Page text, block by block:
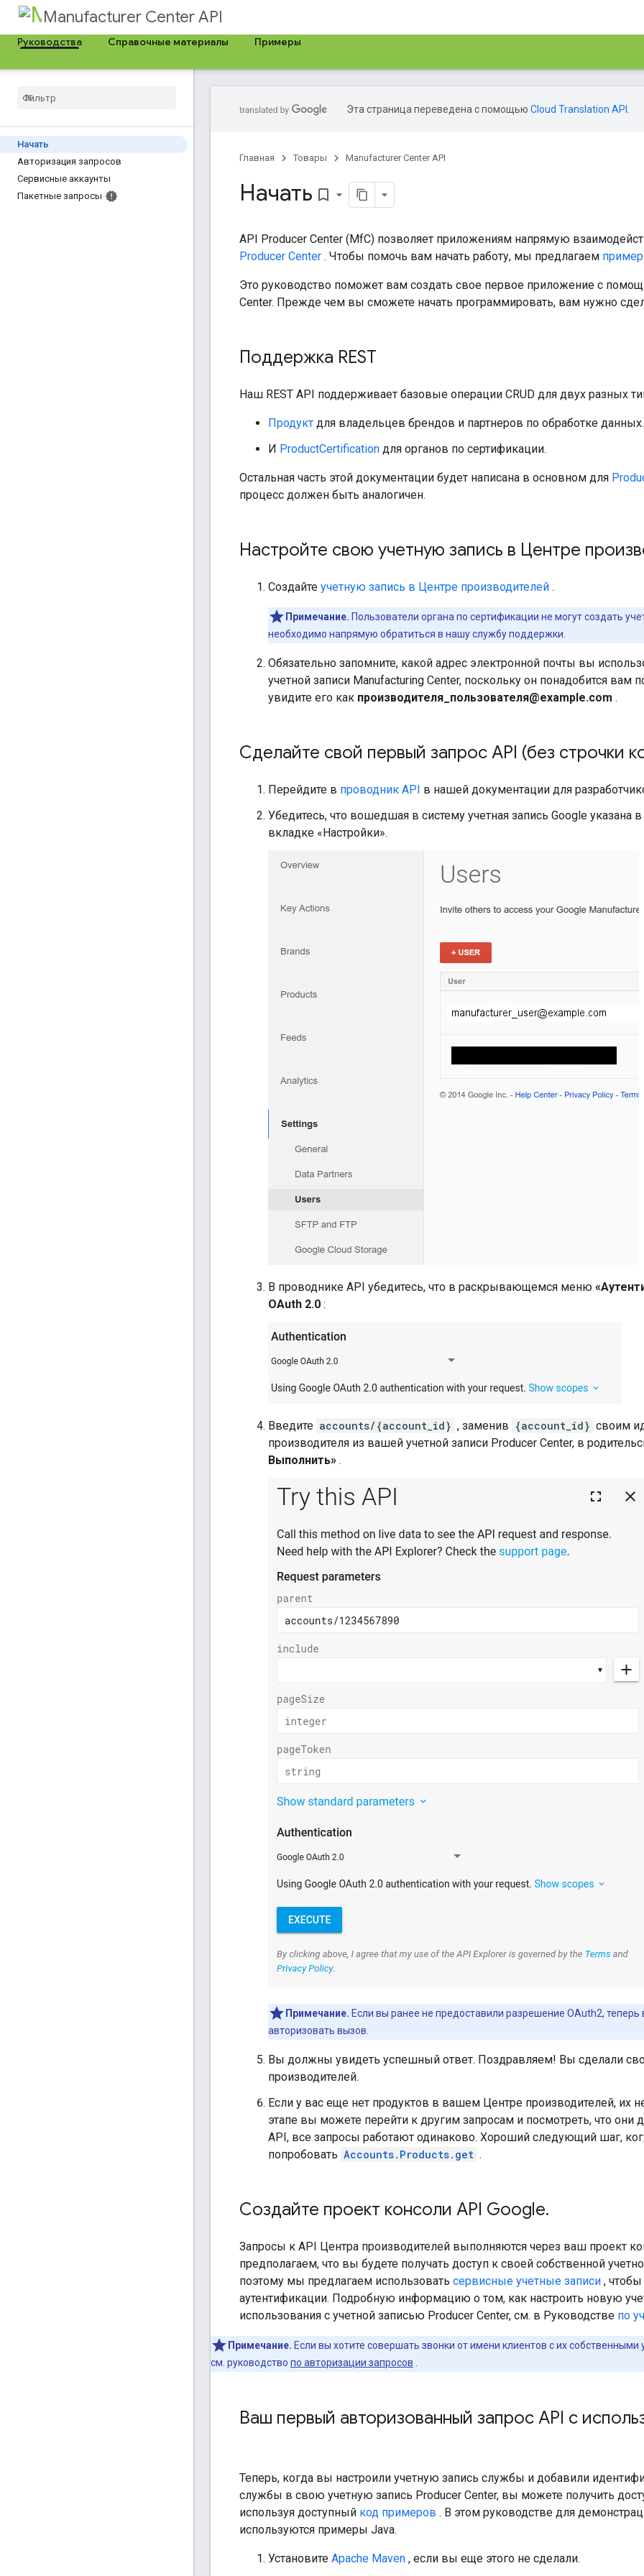
Manufacturer Center API
Руководства
Справочные материалы Примеры
Начать
Авторизация запросов
Сервисные аккаунты
Пакетные запросы
Эта страница переведена с помощью Cloud Translation API
Главная Товары Manufacturer Center API
Начать bookmark_border
API Producer Center (MfC) позволяет приложениям напрямую
Producer Center . Чтобы помочь вам начать работу, мы предлагаем
Это руководство поможет вам создать свое первое приложение с
Center. Прежде чем вы сможете начать программировать, вам нужно
Поддержка REST
Наш REST API поддерживает базовые операции CRUD для двух разных
Продукт для владельцев брендов и партнеров по обработке данных.
И ProductCertification для органов по сертификации.
Остальная часть этой документации будет написана в основном для
процесс должен быть аналогичен.
Настройте свою учетную запись в Центре
Создайте учетную запись в Центре производителей .
Примечание. Пользователи органа по сертификации не могут создать
необходимо напрямую обратиться в нашу службу поддержки.
Обязательно запомните, какой адрес электронной почты вы
учетной записи Manufacturing Center, поскольку он понадобится
увидите его как производителя_пользователя@example.com .
Сделайте свой первый запрос API (без строчки
Перейдите в проводник API в нашей документации для
Убедитесь, что вошедшая в систему учетная запись Google указана
вкладке «Настройки».
В проводнике API убедитесь, что в раскрывающемся меню
OAuth 2.0 :
Введите accounts/{account_id} , заменив {account_id} своим
производителя из вашей учетной записи Producer Center, в
Выполнить» .
Примечание. Если вы ранее не предоставили разрешение OAuth2,
авторизовать вызов.
Вы должны увидеть успешный ответ. Поздравляем! Вы сделали
производителей.
Если у вас еще нет продуктов в вашем Центре производителей, их
этапе вы можете перейти к другим запросам и посмотреть, что они
API, все запросы работают одинаково. Хороший следующий шаг,
попробовать Accounts.Products.get .
Создайте проект консоли API Google.
Запросы к API Центра производителей выполняются через ваш проект
предполагаем, что вы будете получать доступ к своей собственной
поэтому мы предлагаем использовать сервисные учетные записи , чтобы
аутентификации. Подробную информацию о том, как настроить новую
использования с учетной записью Producer Center, см. в Руководстве по
Примечание. Если вы хотите совершать звонки от имени клиентов с их
см. руководство по авторизации запросов
Ваш первый авторизованный запрос API с
Теперь, когда вы настроили учетную запись службы и добавили
службы в свою учетную запись Producer Center, вы можете получить
используя доступный код примеров . В этом руководстве для
используются примеры Java.
Установите Apache Maven , если вы еще этого не сделали.